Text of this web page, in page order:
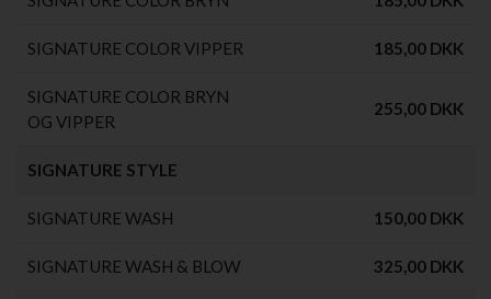
SIGNATURE COLOR VIPPER 185,00 DKK
SIGNATURE COLOR BRYN
OG VIPPER
255,00 DKK
SIGNATURE STYLE
SIGNATURE WASH 150,00 DKK
SIGNATURE WASH & BLOW 325,00 DKK